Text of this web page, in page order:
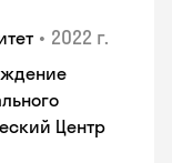
• 2022 г.
Центр